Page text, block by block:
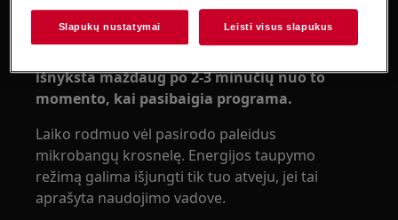
1. Energijos taupymo sumetimais, naujose
išnyksta maždaug po 2-3 minučių nuo to
momento, kai pasibaigia programa.
Laiko rodmuo vėl pasirodo paleidus
mikrobangų krosnelę. Energijos taupymo
režimą galima išjungti tik tuo atveju, jei tai
aprašyta naudojimo vadove.
Slapukų nustatymai Leisti visus slapukus